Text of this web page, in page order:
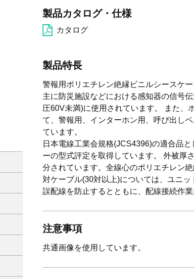
製品カタログ・仕様
カタログ
製品特長
警報用ポリエチレン絶縁ビニルシースケ
主に防災施設などにおける感知器の信号
圧60V未満)に使用されています。 また、
て、警報用、インターホン用、呼び出し
ています。
日本電線工業会規格(JCS4396)の適合品
ーの型式評定を取得しています。 外被厚
分されています。全線心のポリエチレン
対ケーブル(30対以上)については、ユニッ
誤配線を防止するとともに、配線接続作業
注意事項
共通画像を使用しています。